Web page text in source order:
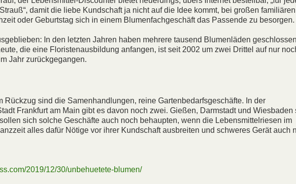
damit die liebe Kundschaft ja nicht auf die Idee kommt, bei großen familiären
oder Geburtstag sich in einem Blumenfachgeschäft das Passende zu besorgen.
In den letzten Jahren haben mehrere tausend Blumenläden
die eine Floristenausbildung anfangen, ist seit 2002 um zwei Drittel auf nur
Jahr zurückgegangen.
Rückzug sind die Samenhandlungen, reine Gartenbedarfsgeschäfte. In der
Frankfurt am Main gibt es davon noch zwei. Gießen, Darmstadt und Wiesbaden
sich solche Geschäfte auch noch behaupten, wenn die Lebensmittelriesen im
alles dafür Nötige vor ihrer Kundschaft ausbreiten und schweres Gerät auch
2019/12/30/unbehuetete-blumen/